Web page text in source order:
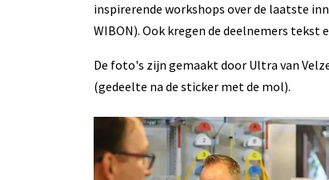
inspirerende workshops over de laatste
WIBON). Ook kregen de deelnemers tekst
De foto's zijn gemaakt door Ultra van
(gedeelte na de sticker met de mol).
Foto
overslaan